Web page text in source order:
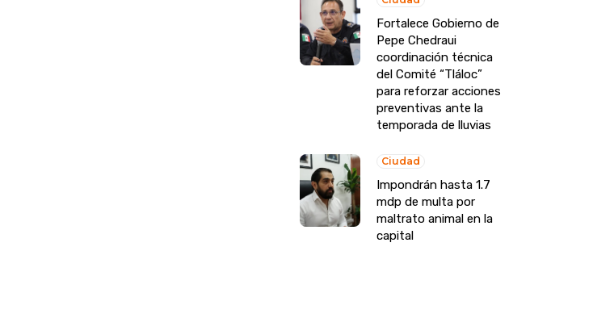
Fortalece Gobierno de
Pepe Chedraui
coordinación técnica
del Comité “Tláloc”
para reforzar acciones
preventivas ante la
temporada de lluvias
Ciudad
Impondrán hasta 1.7
mdp de multa por
maltrato animal en la
capital